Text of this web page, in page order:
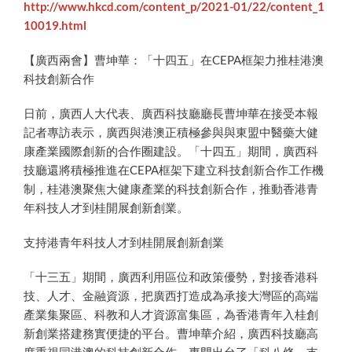
http://www.hkcd.com/content_p/2021-01/22/content_1
10019.html
【廣西兩會】曹坤華：「十四五」在CEPA框架力推桂港澳
科技創新合作
日前，廣西人大代表、廣西科技廳廳長曹坤華在接受本報
記者專訪表示，廣西與港澳正積極參與與東盟中醫藥大健
康產業國際創新的合作圈建設。「十四五」期間，廣西科
技廳還將積極推進在CEPA框架下建立科技創新合作工作機
制，桂港澳聚焦大健康產業的科技創新合作，推動香港青
年科技人才到桂開展創新創業。
支持港青年科技人才到桂開展創新創業
「十三五」期間，廣西利用區位和政策優勢，對接香港科
技、人才、金融資源，把廣西打造成為承接大灣區的高端
產業集聚區、科教和人才資源富集區，為香港青年入桂創
新創業搭建務實便捷的平台。曹坤華介紹，廣西科技廳高